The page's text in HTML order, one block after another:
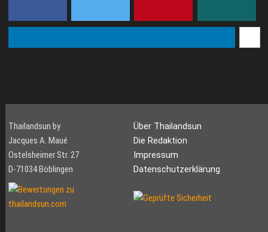
Thailandsun by
Jacques A. Maué
Ostelsheimer Str. 27
D-71034 Böblingen
Über Thailandsun
Die Redaktion
Impressum
Datenschutzerklärung